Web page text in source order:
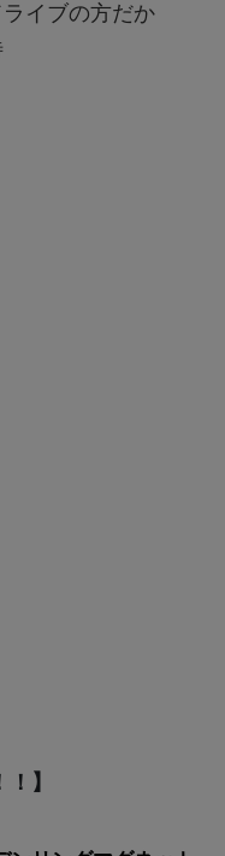
イブの方だか
】